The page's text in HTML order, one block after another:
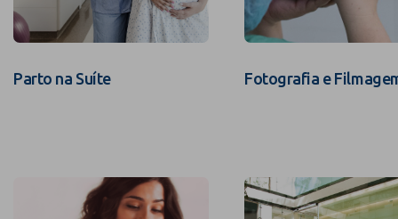
Parto na Suíte Fotografia e